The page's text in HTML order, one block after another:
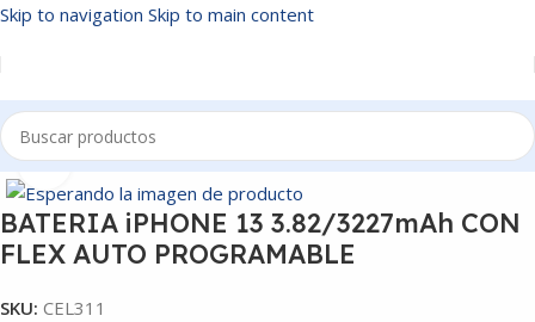
Skip to navigation Skip to main content
Inicio/TELEFONIA
Click to enlarge
BATERIA iPHONE 13 3.82/3227mAh CON
FLEX AUTO PROGRAMABLE
SKU: CEL311